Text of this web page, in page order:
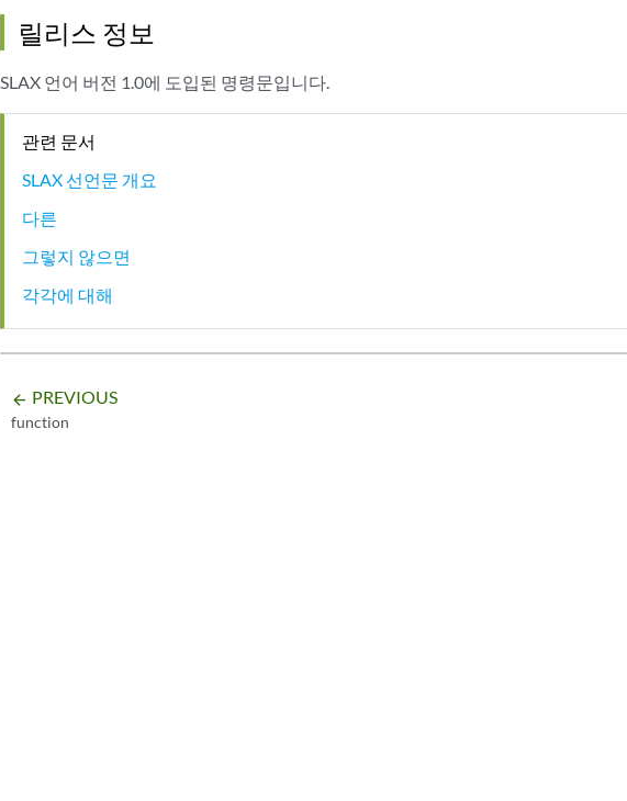
릴리스 정보
SLAX 언어 버전 1.0에 도입된 명령문입니다.
관련 문서
SLAX 선언문 개요
다른
그렇지 않으면
각각에 대해
arrow_backward PREVIOUS
function